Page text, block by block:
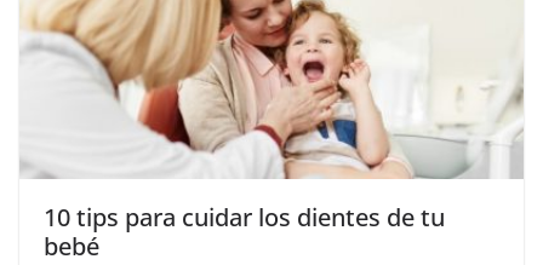
10 tips para cuidar los dientes de tu
bebé